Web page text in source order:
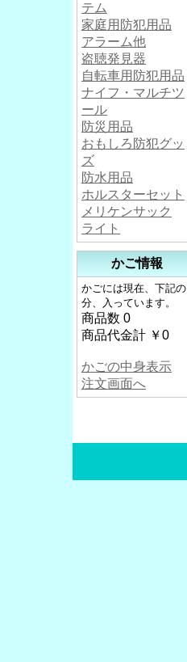
テム
家庭用防犯用品
アラーム他
盗聴発見器
自転車用防犯用品
ナイフ・マルチツ
ール
防災用品
おもしろ防犯グッ
ズ
防水用品
ホルスターセット
メリケンサック
ライト
かご情報
かごには現在、下記の
分、入っています。
商品数 0
商品代金計 ￥0
かごの中身表示
注文画面へ